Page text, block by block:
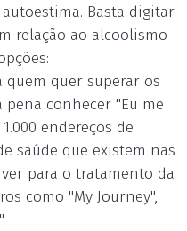
Basta digitar
relação ao alcoolismo
quem quer superar os
pena conhecer "Eu me
endereços de
saúde que existem nas
para o tratamento da
como "My Journey",